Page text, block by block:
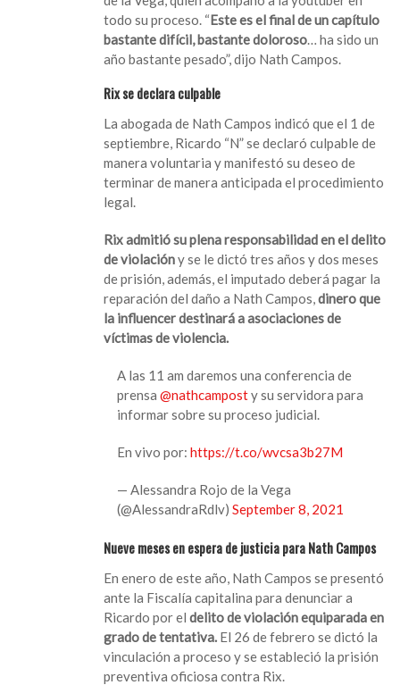
todo su proceso. “Este es el final de un capítulo
bastante difícil, bastante doloroso … ha sido un
año bastante pesado”, dijo Nath Campos.
Rix se declara culpable
La abogada de Nath Campos indicó que el 1 de
septiembre, Ricardo “N” se declaró culpable de
manera voluntaria y manifestó su deseo de
terminar de manera anticipada el procedimiento
legal.
Rix admitió su plena responsabilidad en el delito
de violacióny se le dictó tres años y dos meses
de prisión, además, el imputado deberá pagar la
reparación del daño a Nath Campos,dinero que
la influencer destinará a asociaciones de
víctimas de violencia.
A las 11 am daremos una conferencia de
prensa@nathcamposty su servidora para
informar sobre su proceso judicial.
En vivo por:https://t.co/wvcsa3b27M
— Alessandra Rojo de la Vega
(@AlessandraRdlv)September 8, 2021
Nueve meses en espera de justicia para Nath Campos
En enero de este año, Nath Campos se presentó
ante la Fiscalía capitalina para denunciar a
Ricardo por eldelito de violación equiparada en
grado de tentativa. El 26 de febrero se dictó la
vinculación a proceso y se estableció la prisión
preventiva oficiosa contra Rix.